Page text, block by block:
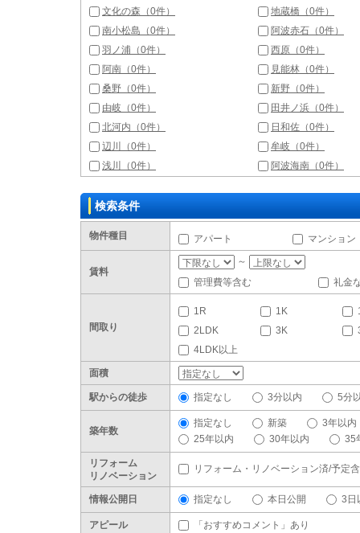
文化の森（0件）
地蔵橋（0件）
南小松島（0件）
阿波赤石（0件）
羽ノ浦（0件）
西原（0件）
阿南（0件）
見能林（0件）
桑野（0件）
新野（0件）
由岐（0件）
田井ノ浜（0件）
北河内（0件）
日和佐（0件）
辺川（0件）
牟岐（0件）
浅川（0件）
阿波海南（0件）
検索条件
物件種目 アパート マンション
賃料
～
管理費等含む
礼金
間取り
1R 1K
2LDK
3K
4LDK以上
面積
駅からの徒歩 指定なし 3分以内 5分
築年数
指定なし 新築
3年以内
25年以内
30年以内 35
リフォーム
リノベーション
リフォーム・リノベーション済/予定
情報公開日 指定なし 本日公開 3日
アピール 「おすすめコメント」あり